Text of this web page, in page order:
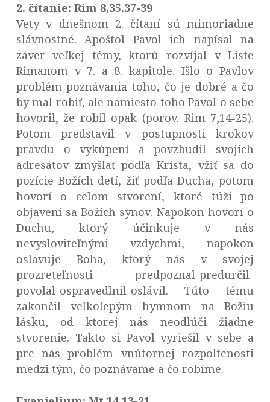
2. čítanie: Rim 8,35.37-39
Vety v dnešnom 2. čítaní sú mimoriadne
slávnostné. Apoštol Pavol ich napísal na
záver veľkej témy, ktorú rozvíjal v Liste
Rimanom v 7. a 8. kapitole. Išlo o Pavlov
problém poznávania toho, čo je dobré a čo
by mal robiť, ale namiesto toho Pavol o sebe
hovoril, že robil opak (porov. Rim 7,14-25).
Potom predstavil v postupnosti krokov
pravdu o vykúpení a povzbudil svojich
adresátov zmýšľať podľa Krista, vžiť sa do
pozície Božích detí, žiť podľa Ducha, potom
hovorí o celom stvorení, ktoré túži po
objavení sa Božích synov. Napokon hovorí o
Duchu, ktorý účinkuje v nás
nevysloviteľnými vzdychmi, napokon
oslavuje Boha, ktorý nás v svojej
prozreteľnosti predpoznal-predurčil-
povolal-ospravedlnil-oslávil. Túto tému
zakončil veľkolepým hymnom na Božiu
lásku, od ktorej nás neodlúči žiadne
stvorenie. Takto si Pavol vyriešil v sebe a
pre nás problém vnútornej rozpoltenosti
medzi tým, čo poznávame a čo robíme.